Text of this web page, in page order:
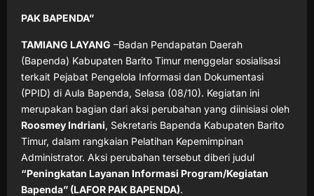
PAK BAPENDA”
TAMIANG LAYANG –Badan Pendapatan Daerah
(Bapenda) Kabupaten Barito Timur menggelar sosialisasi
terkait Pejabat Pengelola Informasi dan Dokumentasi
(PPID) di Aula Bapenda, Selasa (08/10). Kegiatan ini
merupakan bagian dari aksi perubahan yang diinisiasi oleh
Roosmey Indriani, Sekretaris Bapenda Kabupaten Barito
Timur, dalam rangkaian Pelatihan Kepemimpinan
Administrator. Aksi perubahan tersebut diberi judul
“Peningkatan Layanan Informasi Program/Kegiatan
Bapenda” (LAFOR PAK BAPENDA).